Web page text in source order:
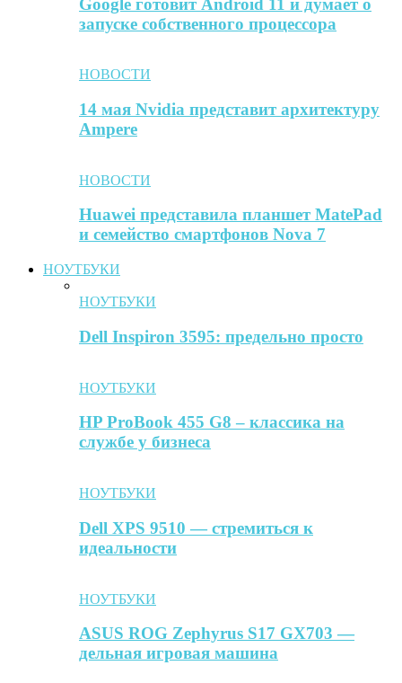
запуске собственного процессора
НОВОСТИ
14 мая Nvidia представит архитектуру
Ampere
НОВОСТИ
Huawei представила планшет MatePad
и семейство смартфонов Nova 7
НОУТБУКИ
НОУТБУКИ
Dell Inspiron 3595: предельно просто
НОУТБУКИ
HP ProBook 455 G8 – классика на
службе у бизнеса
НОУТБУКИ
Dell XPS 9510 — стремиться к
идеальности
НОУТБУКИ
ASUS ROG Zephyrus S17 GX703 —
дельная игровая машина